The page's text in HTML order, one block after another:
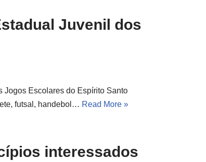
Juvenil dos
Jogos Escolares do Espírito Santo
futsal, handebol… Read More »
interessados